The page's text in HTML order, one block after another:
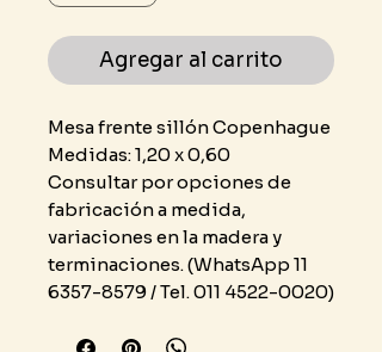
Agregar al carrito
Mesa frente sillón Copenhague
Medidas: 1,20 x 0,60
Consultar por opciones de
fabricación a medida,
variaciones en la madera y
terminaciones. (WhatsApp 11
6357-8579 / Tel. 011 4522-0020)